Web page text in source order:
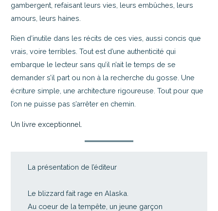
gambergent, refaisant leurs vies, leurs embûches, leurs
amours, leurs haines.
Rien d’inutile dans les récits de ces vies, aussi concis que
vrais, voire terribles. Tout est d’une authenticité qui
embarque le lecteur sans qu’il n’ait le temps de se
demander s’il part ou non à la recherche du gosse. Une
écriture simple, une architecture rigoureuse. Tout pour que
l’on ne puisse pas s’arrêter en chemin.
Un livre exceptionnel.
La présentation de l’éditeur
Le blizzard fait rage en Alaska.
Au coeur de la tempête, un jeune garçon